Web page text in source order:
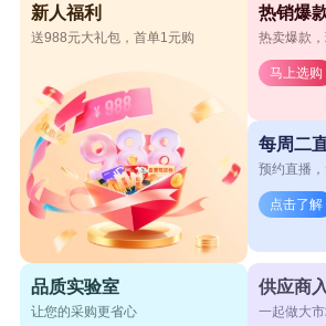
新人福利
送988元大礼包，首单1元购
热销爆
热卖爆款
马上选购
每周二
预约直播
点击了解
品质实验室
让您的采购更省心
供应商
一起做大